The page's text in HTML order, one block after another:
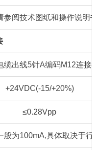
参阅技术图纸和操作说明
缆出线5针A编码M12连接
+24VDC(-15/+20%)
≤0.28Vpp
般为100mA,具体取决于行